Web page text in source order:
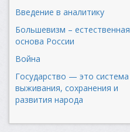
Введение в аналитику
Большевизм – естественная
основа России
Война
Государство — это система
выживания, сохранения и
развития народа